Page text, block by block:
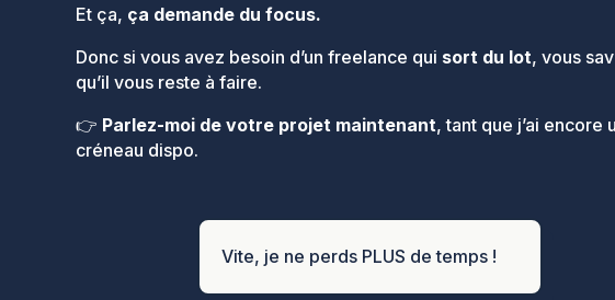
Et ça, ça demande du focus.
Donc si vous avez besoin d’un freelance qui sort du lot, vous
qu’il vous reste à faire.
👉 Parlez-moi de votre projet maintenant, tant que j’ai encore
créneau dispo.
Vite, je ne perds PLUS de temps !